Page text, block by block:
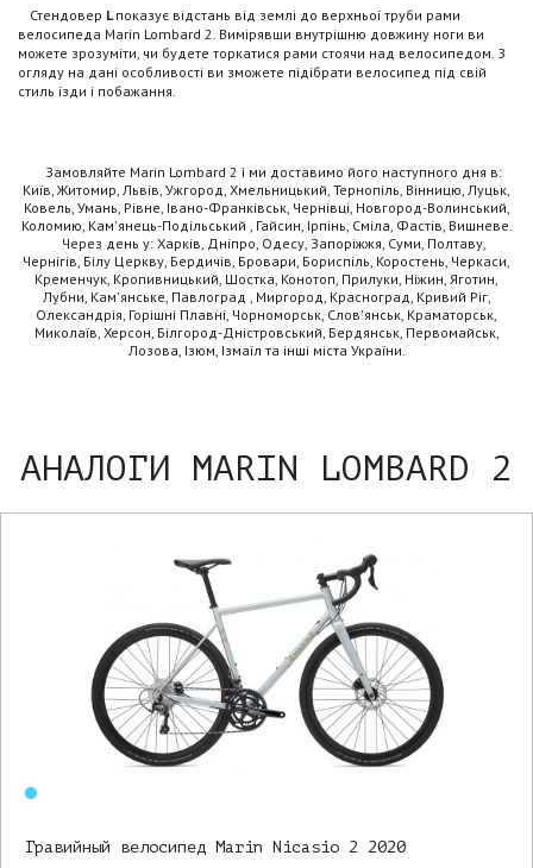
Стендовер Lпоказує відстань від землі до верхньої труби рами
велосипеда Marin Lombard 2. Вимірявши внутрішню довжину ноги ви
можете зрозуміти, чи будете торкатися рами стоячи над велосипедом. З
огляду на дані особливості ви зможете підібрати велосипед під свій
стиль їзди і побажання.
Замовляйте Marin Lombard 2 і ми доставимо його наступного дня в:
Київ, Житомир, Львів, Ужгород, Хмельницький, Тернопіль, Вінницю, Луцьк,
Ковель, Умань, Рівне, Івано-Франківськ, Чернівці, Новгород-Волинський,
Коломию, Кам'янець-Подільський , Гайсин, Ірпінь, Сміла, Фастів, Вишневе.
Через день у: Харків, Дніпро, Одесу, Запоріжжя, Суми, Полтаву,
Чернігів, Білу Церкву, Бердичів, Бровари, Бориспіль, Коростень, Черкаси,
Кременчук, Кропивницький, Шостка, Конотоп, Прилуки, Ніжин, Яготин,
Лубни, Кам'янське, Павлоград , Миргород, Красноград, Кривий Ріг,
Олександрія, Горішні Плавні, Чорноморськ, Слов'янськ, Краматорськ,
Миколаїв, Херсон, Білгород-Дністровський, Бердянськ, Первомайськ,
Лозова, Ізюм, Ізмаїл та інші міста України.
АНАЛОГИ MARIN LOMBARD 2
Гравийный велосипед Marin Nicasio 2 2020